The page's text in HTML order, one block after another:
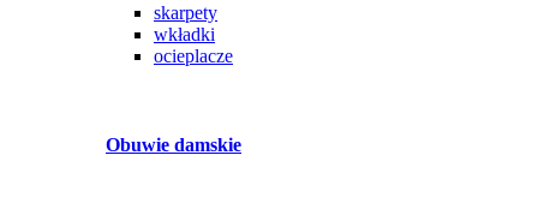
skarpety
wkładki
ocieplacze
Obuwie damskie